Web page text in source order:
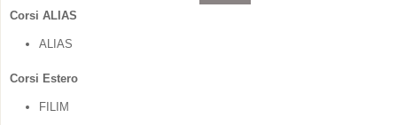
Corsi ALIAS
ALIAS
Corsi Estero
FILIM